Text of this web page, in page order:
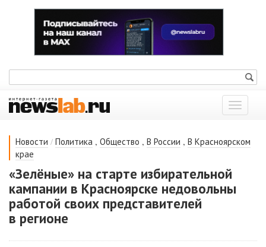
Показать
меню
Новости / Политика , Общество , В России , В Красноярском
крае
«Зелёные» на старте избирательной
кампании в Красноярске недовольны
работой своих представителей
в регионе